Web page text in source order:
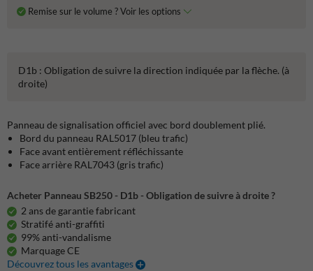
Remise sur le volume ? Voir les options
D1b : Obligation de suivre la direction indiquée par la flèche. (à
droite)
Panneau de signalisation officiel avec bord doublement plié.
Bord du panneau RAL5017 (bleu trafic)
Face avant entièrement réfléchissante
Face arrière RAL7043 (gris trafic)
Acheter Panneau SB250 - D1b - Obligation de suivre à droite ?
2 ans de garantie fabricant
Stratifé anti-graffiti
99% anti-vandalisme
Marquage CE
Découvrez tous les avantages